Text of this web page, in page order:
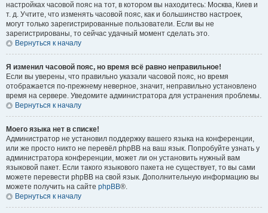
настройках часовой пояс на тот, в котором вы находитесь: Москва, Киев и
т. д. Учтите, что изменять часовой пояс, как и большинство настроек,
могут только зарегистрированные пользователи. Если вы не
зарегистрированы, то сейчас удачный момент сделать это.
Вернуться к началу
Я изменил часовой пояс, но время всё равно неправильное!
Если вы уверены, что правильно указали часовой пояс, но время
отображается по-прежнему неверное, значит, неправильно установлено
время на сервере. Уведомите администратора для устранения проблемы.
Вернуться к началу
Моего языка нет в списке!
Администратор не установил поддержку вашего языка на конференции,
или же просто никто не перевёл phpBB на ваш язык. Попробуйте узнать у
администратора конференции, может ли он установить нужный вам
языковой пакет. Если такого языкового пакета не существует, то вы сами
можете перевести phpBB на свой язык. Дополнительную информацию вы
можете получить на сайте phpBB®.
Вернуться к началу